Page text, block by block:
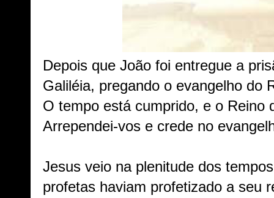
Depois que João foi entregue a
Galiléia, pregando o evangelho do
O tempo está cumprido, e o Reino
Arrependei-vos e crede no
Jesus veio na plenitude dos
profetas haviam profetizado a seu